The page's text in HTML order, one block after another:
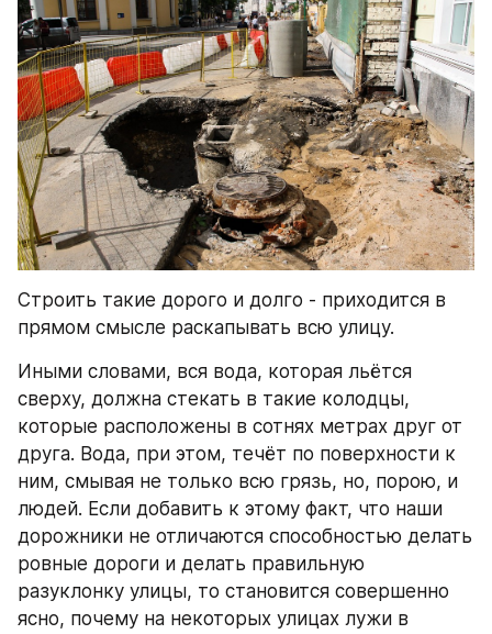
Строить такие дорого и долго - приходится в
прямом смысле раскапывать всю улицу.
Иными словами, вся вода, которая льётся
сверху, должна стекать в такие колодцы,
которые расположены в сотнях метрах друг от
друга. Вода, при этом, течёт по поверхности к
ним, смывая не только всю грязь, но, порою, и
людей. Если добавить к этому факт, что наши
дорожники не отличаются способностью делать
ровные дороги и делать правильную
разуклонку улицы, то становится совершенно
ясно, почему на некоторых улицах лужи в